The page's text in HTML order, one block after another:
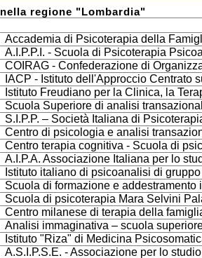
nella regione "Lombardia"
Accademia di Psicoterapia della
A.I.P.P.I. - Scuola di Psicoterapia
COIRAG - Confederazione di
IACP - Istituto dell'Approccio Centrato
Istituto Freudiano per la Clinica, la
Scuola Superiore di analisi
S.I.P.P. – Società Italiana di
Centro di psicologia e analisi
Centro terapia cognitiva - Scuola di
A.I.P.A. Associazione Italiana per lo
Istituto italiano di psicoanalisi di gruppo
Scuola di formazione e
Scuola di psicoterapia Mara Selvini
Centro milanese di terapia della
Analisi immaginativa – scuola
Istituto "Riza" di Medicina
A.S.I.P.S.E. - Associazione per lo